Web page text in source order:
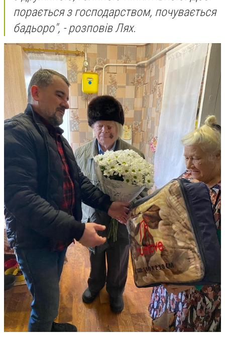
порається з господарством, почувається
бадьоро", - розповів Лях.